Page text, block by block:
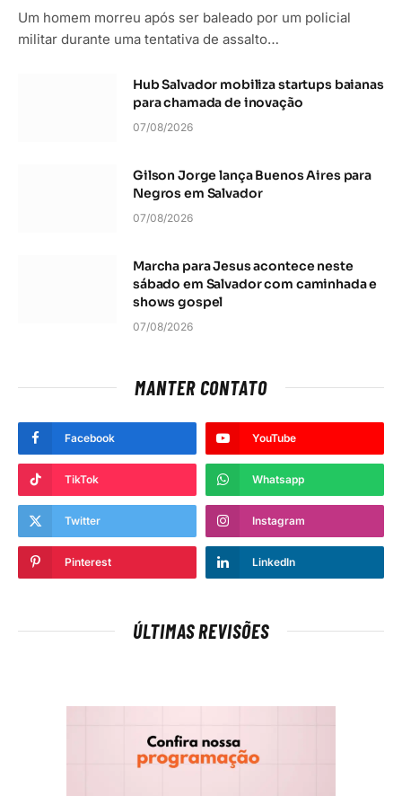
Um homem morreu após ser baleado por um policial
militar durante uma tentativa de assalto…
Hub Salvador mobiliza startups baianas
para chamada de inovação
07/08/2026
Gilson Jorge lança Buenos Aires para
Negros em Salvador
07/08/2026
Marcha para Jesus acontece neste
sábado em Salvador com caminhada e
shows gospel
07/08/2026
MANTER CONTATO
Facebook YouTube
TikTok Whatsapp
Twitter Instagram
Pinterest LinkedIn
ÚLTIMAS REVISÕES